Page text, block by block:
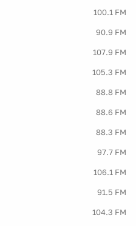
100.1 FM
90.9 FM
107.9 FM
105.3 FM
88.8 FM
88.6 FM
88.3 FM
97.7 FM
106.1 FM
91.5 FM
104.3 FM